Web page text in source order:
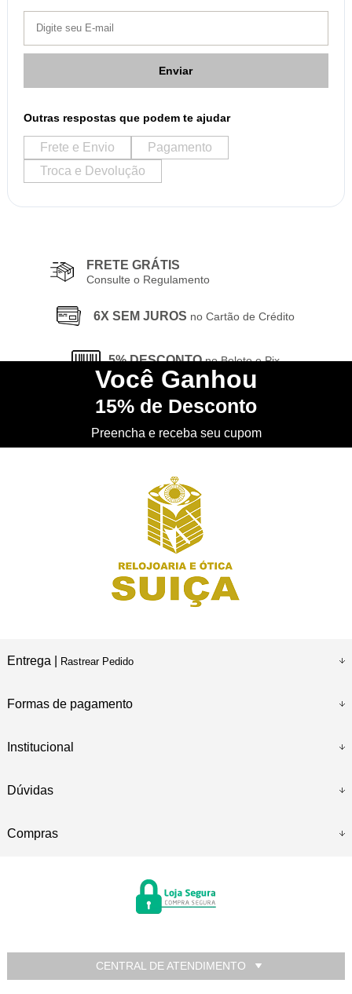
Enviar
Outras respostas que podem te ajudar
Frete e Envio
Pagamento
Troca e Devolução
FRETE GRÁTIS
Consulte o Regulamento
6X SEM JUROS no Cartão de Crédito
5% DESCONTO no Boleto e Pix
CONHEÇA nossa Loja Física
Você Ganhou
15% de Desconto
Preencha e receba seu cupom
Entrega | Rastrear Pedido
Formas de pagamento
Institucional
Dúvidas
Compras
CENTRAL DE ATENDIMENTO